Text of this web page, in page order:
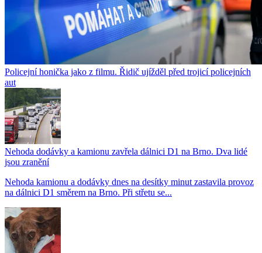
Policejní honička jako z filmu. Řidič ujížděl před trojicí policejních
aut
Nehoda dodávky a kamionu zavřela dálnici D1 na Brno. Dva lidé
jsou zranění
Nehoda kamionu a dodávky dnes na desítky minut zastavila provoz
na dálnici D1 směrem na Brno. Při střetu se...